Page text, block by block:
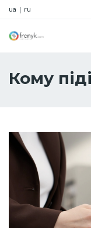
ua | ru
Кому